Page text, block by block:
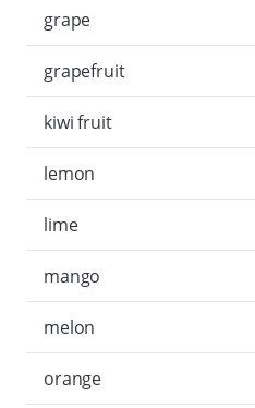
grape
grapefruit
kiwi fruit
lemon
lime
mango
melon
orange